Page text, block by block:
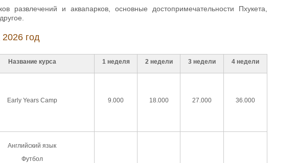
и аквапарков, основные достопримечательности Пхукета,
2026 год
Название курса 1 неделя 2 недели 3 недели 4 недели
Early Years Camp 9.000 18.000 27.000 36.000
Английский язык
Футбол